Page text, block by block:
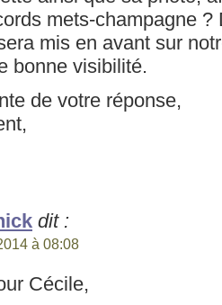
mets-champagne
mis en avant sur
bonne visibilité.
de votre réponse,
dit :
à 08:08
Cécile,